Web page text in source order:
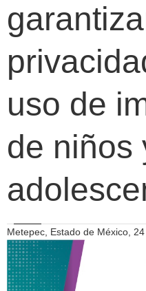
uso de
de niños
Metepec, Estado de México,